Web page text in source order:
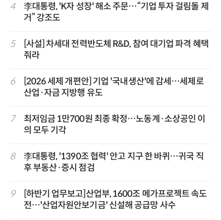
4
李대통령, 'K자 성장' 해소 주문…“기업 투자 걸림돌 제
거” 강조도
5
[사설] 차세대 전력반도체 R&D, 참여 대기업 파격 혜택
줘라
6
[2026 세제 개편안] 기업 '국내생산'에 감세…세제로
산업·자금 지방행 유도
7
최저임금 1만700원 최종 확정…노동계·소상공인 이
의 모두 기각
8
李대통령, '1390조 협력' 안고 지구 한 바퀴…귀국 직
후 부동산·증시 점검
9
[하반기 업무보고]산업부, 1600조 메가프로젝트 속도
전…'산업자원안보기금' 신설해 공급망 사수